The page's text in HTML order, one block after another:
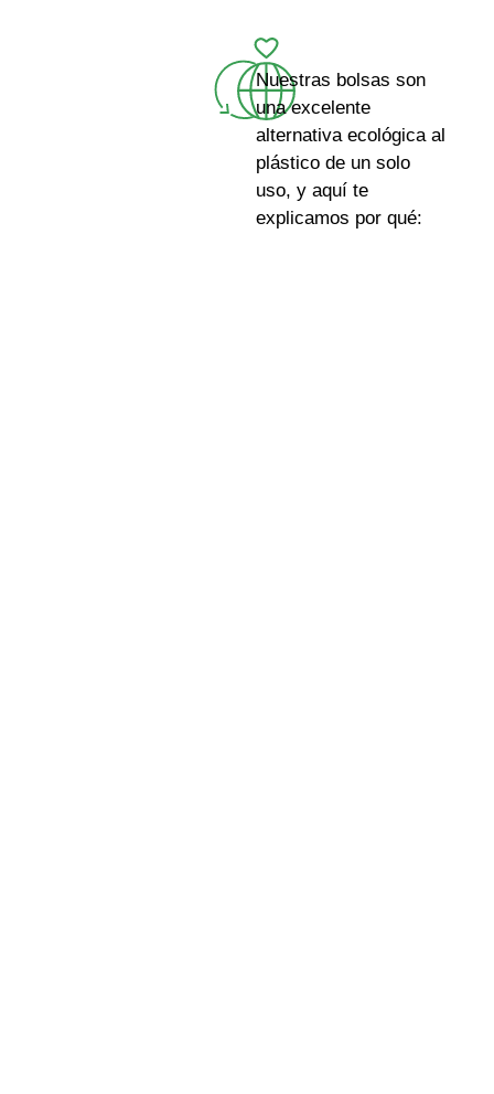
Nuestras bolsas son
una excelente
alternativa ecológica al
plástico de un solo
uso, y aquí te
explicamos por qué: